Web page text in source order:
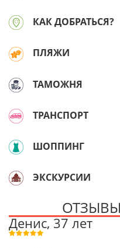
КАК ДОБРАТЬСЯ?
ПЛЯЖИ
ТАМОЖНЯ
ТРАНСПОРТ
ШОППИНГ
ЭКСКУРСИИ
Денис, 37 лет